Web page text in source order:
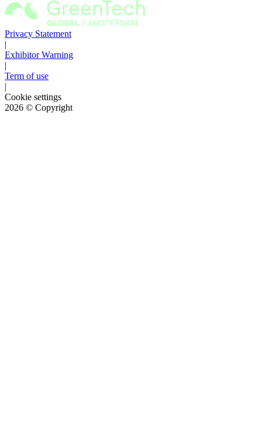
Privacy Statement
|
Exhibitor Warning
|
Term of use
|
Cookie settings
2026 © Copyright